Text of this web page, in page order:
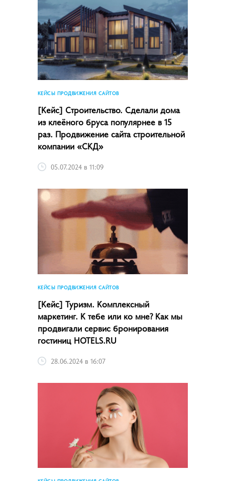
КЕЙСЫ ПРОДВИЖЕНИЯ САЙТОВ
[Кейс] Строительство. Сделали дома
из клеёного бруса популярнее в 15
раз. Продвижение сайта строительной
компании «СКД»
05.07.2024 в 11:09
КЕЙСЫ ПРОДВИЖЕНИЯ САЙТОВ
[Кейс] Туризм. Комплексный
маркетинг. К тебе или ко мне? Как мы
продвигали сервис бронирования
гостиниц HOTELS.RU
28.06.2024 в 16:07